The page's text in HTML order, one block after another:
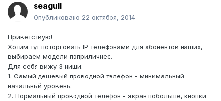
seagull
Опубликовано 22 октября, 2014
Приветствую!
Хотим тут поторговать IP телефонами для абонентов наших,
выбираем модели поприличнее.
Для себя вижу 3 ниши:
1. Самый дешевый проводной телефон - минимальный
начальный уровень.
2. Нормальный проводной телефон - экран побольше, кнопки